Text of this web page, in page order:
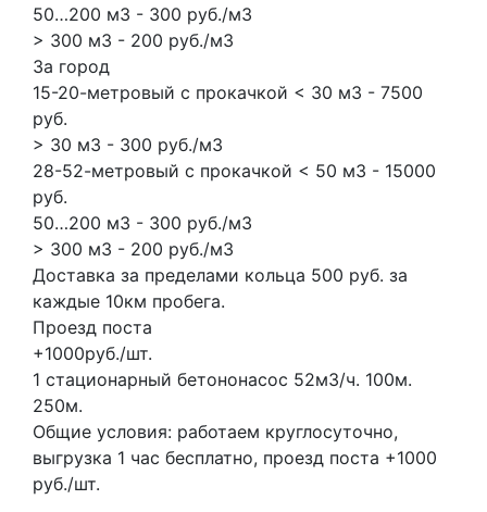
50…200 м3 - 300 руб./м3
> 300 м3 - 200 руб./м3
За город
15-20-метровый с прокачкой < 30 м3 - 7500
руб.
> 30 м3 - 300 руб./м3
28-52-метровый с прокачкой < 50 м3 - 15000
руб.
50…200 м3 - 300 руб./м3
> 300 м3 - 200 руб./м3
Доставка за пределами кольца 500 руб. за
каждые 10км пробега.
Проезд поста
+1000руб./шт.
1 стационарный бетононасос 52м3/ч. 100м.
250м.
Общие условия: работаем круглосуточно,
выгрузка 1 час бесплатно, проезд поста +1000
руб./шт.